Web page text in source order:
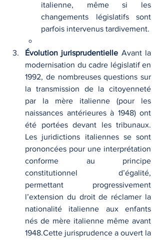
italienne, même si les
changements législatifs sont
parfois intervenus tardivement.
Évolution jurisprudentielle Avant la
modernisation du cadre législatif en
1992, de nombreuses questions sur
la transmission de la citoyenneté
par la mère italienne (pour les
naissances antérieures à 1948) ont
été portées devant les tribunaux.
Les juridictions italiennes se sont
prononcées pour une interprétation
conforme au principe
constitutionnel d’égalité,
permettant progressivement
l’extension du droit de réclamer la
nationalité italienne aux enfants
nés de mère italienne même avant
1948.Cette jurisprudence a ouvert la